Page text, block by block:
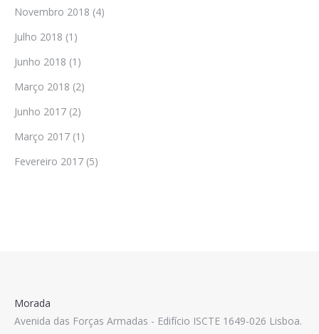
Novembro 2018 (4)
Julho 2018 (1)
Junho 2018 (1)
Março 2018 (2)
Junho 2017 (2)
Março 2017 (1)
Fevereiro 2017 (5)
Morada
Avenida das Forças Armadas - Edifício ISCTE 1649-026 Lisboa.